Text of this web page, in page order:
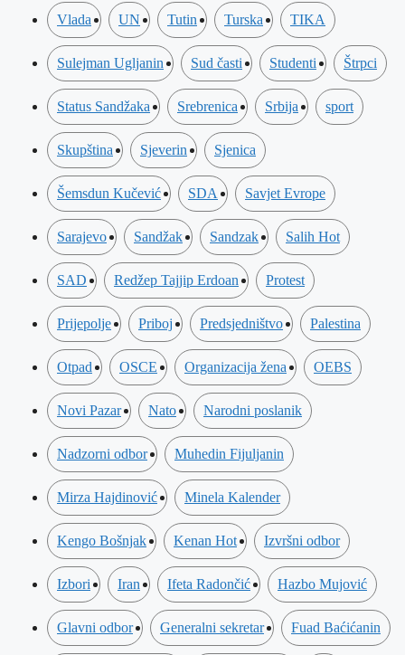
Vlada UN Tutin Turska TIKA
Sulejman Ugljanin Sud časti Studenti Štrpci
Status Sandžaka Srebrenica Srbija sport
Skupština Sjeverin Sjenica
Šemsdun Kučević SDA Savjet Evrope
Sarajevo Sandžak Sandzak Salih Hot
SAD Redžep Tajjip Erdoan Protest
Prijepolje Priboj Predsjedništvo Palestina
Otpad OSCE Organizacija žena OEBS
Novi Pazar Nato Narodni poslanik
Nadzorni odbor Muhedin Fijuljanin
Mirza Hajdinović Minela Kalender
Kengo Bošnjak Kenan Hot Izvršni odbor
Izbori Iran Ifeta Radončić Hazbo Mujović
Glavni odbor Generalni sekretar Fuad Baćićanin